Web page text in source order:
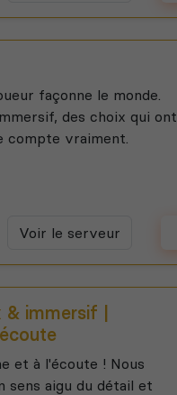
façonne le monde.
des choix qui ont
compte vraiment.
Voir le serveur
immersif |
et à l'écoute ! Nous
sens aigu du détail et